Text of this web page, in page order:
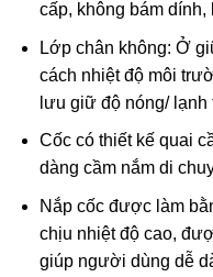
cấp, không bám
Lớp chân không: Ở
cách nhiệt độ môi
lưu giữ độ nóng/ lạnh
Cốc có thiết kế quai
dàng cầm nắm di
Nắp cốc được làm
chịu nhiệt độ cao,
giúp người dùng dễ